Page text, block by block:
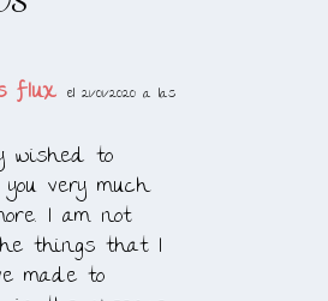
flux el 21/01/2020 a las
wished to
very much
I am not
things that I
made to